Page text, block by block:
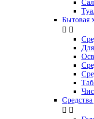
Бытовая
 
 